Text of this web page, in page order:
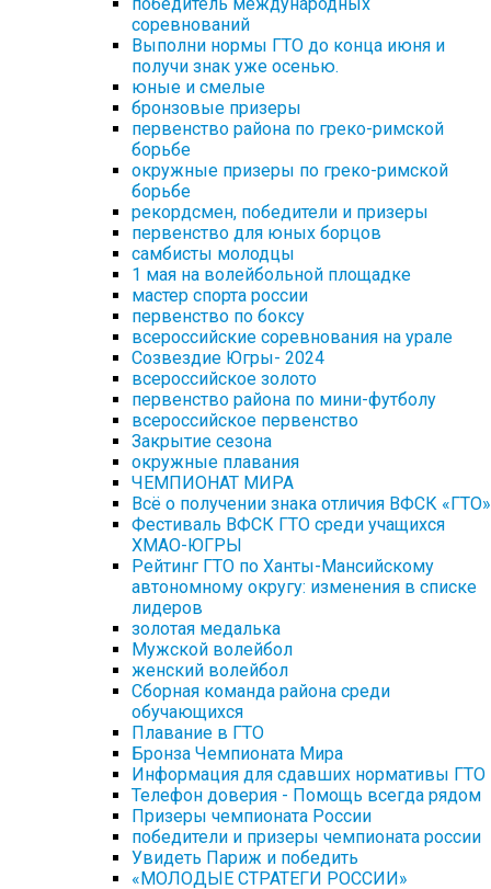
соревнований
Выполни нормы ГТО до конца июня и
получи знак уже осенью.
юные и смелые
бронзовые призеры
первенство района по греко-римской
борьбе
окружные призеры по греко-римской
борьбе
рекордсмен, победители и призеры
первенство для юных борцов
самбисты молодцы
1 мая на волейбольной площадке
мастер спорта россии
первенство по боксу
всероссийские соревнования на урале
Созвездие Югры- 2024
всероссийское золото
первенство района по мини-футболу
всероссийское первенство
Закрытие сезона
окружные плавания
ЧЕМПИОНАТ МИРА
Всё о получении знака отличия ВФСК «ГТО»
Фестиваль ВФСК ГТО среди учащихся
ХМАО-ЮГРЫ
Рейтинг ГТО по Ханты-Мансийскому
автономному округу: изменения в списке
лидеров
золотая медалька
Мужской волейбол
женский волейбол
Сборная команда района среди
обучающихся
Плавание в ГТО
Бронза Чемпионата Мира
Информация для сдавших нормативы ГТО
Телефон доверия - Помощь всегда рядом
Призеры чемпионата России
победители и призеры чемпионата россии
Увидеть Париж и победить
«МОЛОДЫЕ СТРАТЕГИ РОССИИ»